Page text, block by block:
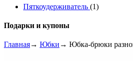
Пяткоудерживатель (1)
Подарки и купоны
Главная→ Юбки → Юбка-брюки